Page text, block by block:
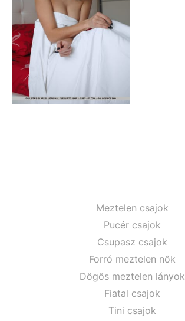
Meztelen csajok
Pucér csajok
Csupasz csajok
Forró meztelen nők
Dögös meztelen lányok
Fiatal csajok
Tini csajok